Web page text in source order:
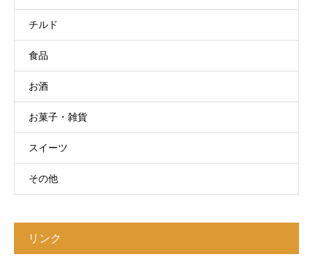
チルド
食品
お酒
お菓子・雑貨
スイーツ
その他
リンク